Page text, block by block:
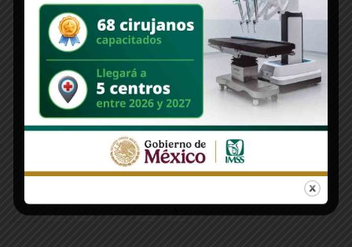
COLUMNAS
MONITOR | Lo que se ve no se pregunta…
Nuevo Sonora mayo 12, 2026
Por Alan Castro Parra No nos vamos a andar por las ramas, la
reciente gira de la presidente Claudia Sheinbaum a Sonora no
solamente trajo beneficio [...] Read More
1